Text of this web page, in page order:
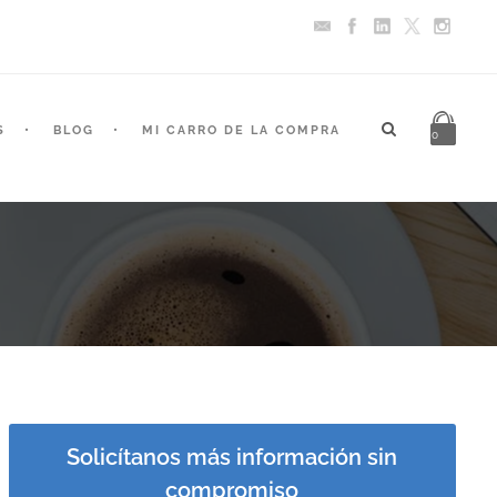
BLOG MI CARRO DE LA COMPRA 0
Solicítanos más información sin
compromiso